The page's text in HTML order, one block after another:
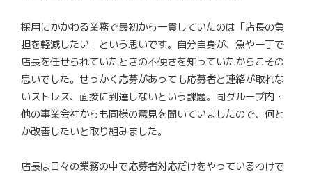
採用にかかわる業務で最初から一貫していたのは「店長の負
担を軽減したい」という思いです。自分自身が、魚や一丁で
店長を任せられていたときの不便さを知っていたからこその
思いでした。せっかく応募があっても応募者と連絡が取れな
いストレス、面接に到達しないという課題。同グループ内・
他の事業会社からも同様の意見を聞いていましたので、何と
か改善したいと取り組みました。
店長は日々の業務の中で応募者対応だけをやっているわけで